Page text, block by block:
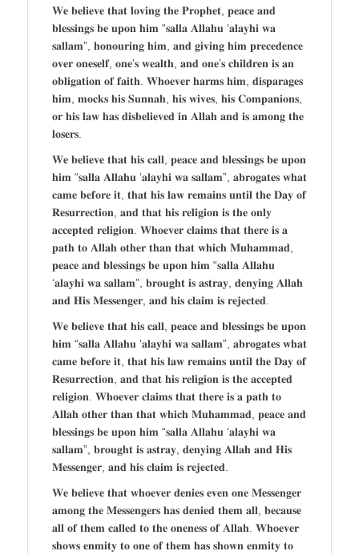
𝐖𝐞 𝐛𝐞𝐥𝐢𝐞𝐯𝐞 𝐭𝐡𝐚𝐭 𝐥𝐨𝐯𝐢𝐧𝐠 𝐭𝐡𝐞 𝐏𝐫𝐨𝐩𝐡𝐞𝐭, 𝐩𝐞𝐚𝐜𝐞 𝐚𝐧𝐝
𝐛𝐥𝐞𝐬𝐬𝐢𝐧𝐠𝐬 𝐛𝐞 𝐮𝐩𝐨𝐧 𝐡𝐢𝐦 “𝐬𝐚𝐥𝐥𝐚 𝐀𝐥𝐥𝐚𝐡𝐮 ‘𝐚𝐥𝐚𝐲𝐡𝐢 𝐰𝐚
𝐬𝐚𝐥𝐥𝐚𝐦”, 𝐡𝐨𝐧𝐨𝐮𝐫𝐢𝐧𝐠 𝐡𝐢𝐦, 𝐚𝐧𝐝 𝐠𝐢𝐯𝐢𝐧𝐠 𝐡𝐢𝐦 𝐩𝐫𝐞𝐜𝐞𝐝𝐞𝐧𝐜𝐞
𝐨𝐯𝐞𝐫 𝐨𝐧𝐞𝐬𝐞𝐥𝐟, 𝐨𝐧𝐞’𝐬 𝐰𝐞𝐚𝐥𝐭𝐡, 𝐚𝐧𝐝 𝐨𝐧𝐞’𝐬 𝐜𝐡𝐢𝐥𝐝𝐫𝐞𝐧 𝐢𝐬 𝐚𝐧
𝐨𝐛𝐥𝐢𝐠𝐚𝐭𝐢𝐨𝐧 𝐨𝐟 𝐟𝐚𝐢𝐭𝐡. 𝐖𝐡𝐨𝐞𝐯𝐞𝐫 𝐡𝐚𝐫𝐦𝐬 𝐡𝐢𝐦, 𝐝𝐢𝐬𝐩𝐚𝐫𝐚𝐠𝐞𝐬
𝐡𝐢𝐦, 𝐦𝐨𝐜𝐤𝐬 𝐡𝐢𝐬 𝐒𝐮𝐧𝐧𝐚𝐡, 𝐡𝐢𝐬 𝐰𝐢𝐯𝐞𝐬, 𝐡𝐢𝐬 𝐂𝐨𝐦𝐩𝐚𝐧𝐢𝐨𝐧𝐬,
𝐨𝐫 𝐡𝐢𝐬 𝐥𝐚𝐰 𝐡𝐚𝐬 𝐝𝐢𝐬𝐛𝐞𝐥𝐢𝐞𝐯𝐞𝐝 𝐢𝐧 𝐀𝐥𝐥𝐚𝐡 𝐚𝐧𝐝 𝐢𝐬 𝐚𝐦𝐨𝐧𝐠 𝐭𝐡𝐞
𝐥𝐨𝐬𝐞𝐫𝐬.
𝐖𝐞 𝐛𝐞𝐥𝐢𝐞𝐯𝐞 𝐭𝐡𝐚𝐭 𝐡𝐢𝐬 𝐜𝐚𝐥𝐥, 𝐩𝐞𝐚𝐜𝐞 𝐚𝐧𝐝 𝐛𝐥𝐞𝐬𝐬𝐢𝐧𝐠𝐬 𝐛𝐞 𝐮𝐩𝐨𝐧
𝐡𝐢𝐦 “𝐬𝐚𝐥𝐥𝐚 𝐀𝐥𝐥𝐚𝐡𝐮 ‘𝐚𝐥𝐚𝐲𝐡𝐢 𝐰𝐚 𝐬𝐚𝐥𝐥𝐚𝐦”, 𝐚𝐛𝐫𝐨𝐠𝐚𝐭𝐞𝐬 𝐰𝐡𝐚𝐭
𝐜𝐚𝐦𝐞 𝐛𝐞𝐟𝐨𝐫𝐞 𝐢𝐭, 𝐭𝐡𝐚𝐭 𝐡𝐢𝐬 𝐥𝐚𝐰 𝐫𝐞𝐦𝐚𝐢𝐧𝐬 𝐮𝐧𝐭𝐢𝐥 𝐭𝐡𝐞 𝐃𝐚𝐲 𝐨𝐟
𝐑𝐞𝐬𝐮𝐫𝐫𝐞𝐜𝐭𝐢𝐨𝐧, 𝐚𝐧𝐝 𝐭𝐡𝐚𝐭 𝐡𝐢𝐬 𝐫𝐞𝐥𝐢𝐠𝐢𝐨𝐧 𝐢𝐬 𝐭𝐡𝐞 𝐨𝐧𝐥𝐲
𝐚𝐜𝐜𝐞𝐩𝐭𝐞𝐝 𝐫𝐞𝐥𝐢𝐠𝐢𝐨𝐧. 𝐖𝐡𝐨𝐞𝐯𝐞𝐫 𝐜𝐥𝐚𝐢𝐦𝐬 𝐭𝐡𝐚𝐭 𝐭𝐡𝐞𝐫𝐞 𝐢𝐬 𝐚
𝐩𝐚𝐭𝐡 𝐭𝐨 𝐀𝐥𝐥𝐚𝐡 𝐨𝐭𝐡𝐞𝐫 𝐭𝐡𝐚𝐧 𝐭𝐡𝐚𝐭 𝐰𝐡𝐢𝐜𝐡 𝐌𝐮𝐡𝐚𝐦𝐦𝐚𝐝,
𝐩𝐞𝐚𝐜𝐞 𝐚𝐧𝐝 𝐛𝐥𝐞𝐬𝐬𝐢𝐧𝐠𝐬 𝐛𝐞 𝐮𝐩𝐨𝐧 𝐡𝐢𝐦 “𝐬𝐚𝐥𝐥𝐚 𝐀𝐥𝐥𝐚𝐡𝐮
‘𝐚𝐥𝐚𝐲𝐡𝐢 𝐰𝐚 𝐬𝐚𝐥𝐥𝐚𝐦”, 𝐛𝐫𝐨𝐮𝐠𝐡𝐭 𝐢𝐬 𝐚𝐬𝐭𝐫𝐚𝐲, 𝐝𝐞𝐧𝐲𝐢𝐧𝐠 𝐀𝐥𝐥𝐚𝐡
𝐚𝐧𝐝 𝐇𝐢𝐬 𝐌𝐞𝐬𝐬𝐞𝐧𝐠𝐞𝐫, 𝐚𝐧𝐝 𝐡𝐢𝐬 𝐜𝐥𝐚𝐢𝐦 𝐢𝐬 𝐫𝐞𝐣𝐞𝐜𝐭𝐞𝐝.
𝐖𝐞 𝐛𝐞𝐥𝐢𝐞𝐯𝐞 𝐭𝐡𝐚𝐭 𝐡𝐢𝐬 𝐜𝐚𝐥𝐥, 𝐩𝐞𝐚𝐜𝐞 𝐚𝐧𝐝 𝐛𝐥𝐞𝐬𝐬𝐢𝐧𝐠𝐬 𝐛𝐞 𝐮𝐩𝐨𝐧
𝐡𝐢𝐦 “𝐬𝐚𝐥𝐥𝐚 𝐀𝐥𝐥𝐚𝐡𝐮 ‘𝐚𝐥𝐚𝐲𝐡𝐢 𝐰𝐚 𝐬𝐚𝐥𝐥𝐚𝐦”, 𝐚𝐛𝐫𝐨𝐠𝐚𝐭𝐞𝐬 𝐰𝐡𝐚𝐭
𝐜𝐚𝐦𝐞 𝐛𝐞𝐟𝐨𝐫𝐞 𝐢𝐭, 𝐭𝐡𝐚𝐭 𝐡𝐢𝐬 𝐥𝐚𝐰 𝐫𝐞𝐦𝐚𝐢𝐧𝐬 𝐮𝐧𝐭𝐢𝐥 𝐭𝐡𝐞 𝐃𝐚𝐲 𝐨𝐟
𝐑𝐞𝐬𝐮𝐫𝐫𝐞𝐜𝐭𝐢𝐨𝐧, 𝐚𝐧𝐝 𝐭𝐡𝐚𝐭 𝐡𝐢𝐬 𝐫𝐞𝐥𝐢𝐠𝐢𝐨𝐧 𝐢𝐬 𝐭𝐡𝐞 𝐚𝐜𝐜𝐞𝐩𝐭𝐞𝐝
𝐫𝐞𝐥𝐢𝐠𝐢𝐨𝐧. 𝐖𝐡𝐨𝐞𝐯𝐞𝐫 𝐜𝐥𝐚𝐢𝐦𝐬 𝐭𝐡𝐚𝐭 𝐭𝐡𝐞𝐫𝐞 𝐢𝐬 𝐚 𝐩𝐚𝐭𝐡 𝐭𝐨
𝐀𝐥𝐥𝐚𝐡 𝐨𝐭𝐡𝐞𝐫 𝐭𝐡𝐚𝐧 𝐭𝐡𝐚𝐭 𝐰𝐡𝐢𝐜𝐡 𝐌𝐮𝐡𝐚𝐦𝐦𝐚𝐝, 𝐩𝐞𝐚𝐜𝐞 𝐚𝐧𝐝
𝐛𝐥𝐞𝐬𝐬𝐢𝐧𝐠𝐬 𝐛𝐞 𝐮𝐩𝐨𝐧 𝐡𝐢𝐦 “𝐬𝐚𝐥𝐥𝐚 𝐀𝐥𝐥𝐚𝐡𝐮 ‘𝐚𝐥𝐚𝐲𝐡𝐢 𝐰𝐚
𝐬𝐚𝐥𝐥𝐚𝐦”, 𝐛𝐫𝐨𝐮𝐠𝐡𝐭 𝐢𝐬 𝐚𝐬𝐭𝐫𝐚𝐲, 𝐝𝐞𝐧𝐲𝐢𝐧𝐠 𝐀𝐥𝐥𝐚𝐡 𝐚𝐧𝐝 𝐇𝐢𝐬
𝐌𝐞𝐬𝐬𝐞𝐧𝐠𝐞𝐫, 𝐚𝐧𝐝 𝐡𝐢𝐬 𝐜𝐥𝐚𝐢𝐦 𝐢𝐬 𝐫𝐞𝐣𝐞𝐜𝐭𝐞𝐝.
𝐖𝐞 𝐛𝐞𝐥𝐢𝐞𝐯𝐞 𝐭𝐡𝐚𝐭 𝐰𝐡𝐨𝐞𝐯𝐞𝐫 𝐝𝐞𝐧𝐢𝐞𝐬 𝐞𝐯𝐞𝐧 𝐨𝐧𝐞 𝐌𝐞𝐬𝐬𝐞𝐧𝐠𝐞𝐫
𝐚𝐦𝐨𝐧𝐠 𝐭𝐡𝐞 𝐌𝐞𝐬𝐬𝐞𝐧𝐠𝐞𝐫𝐬 𝐡𝐚𝐬 𝐝𝐞𝐧𝐢𝐞𝐝 𝐭𝐡𝐞𝐦 𝐚𝐥𝐥, 𝐛𝐞𝐜𝐚𝐮𝐬𝐞
𝐚𝐥𝐥 𝐨𝐟 𝐭𝐡𝐞𝐦 𝐜𝐚𝐥𝐥𝐞𝐝 𝐭𝐨 𝐭𝐡𝐞 𝐨𝐧𝐞𝐧𝐞𝐬𝐬 𝐨𝐟 𝐀𝐥𝐥𝐚𝐡. 𝐖𝐡𝐨𝐞𝐯𝐞𝐫
𝐬𝐡𝐨𝐰𝐬 𝐞𝐧𝐦𝐢𝐭𝐲 𝐭𝐨 𝐨𝐧𝐞 𝐨𝐟 𝐭𝐡𝐞𝐦 𝐡𝐚𝐬 𝐬𝐡𝐨𝐰𝐧 𝐞𝐧𝐦𝐢𝐭𝐲 𝐭𝐨